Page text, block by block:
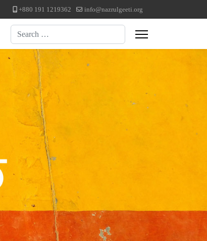
+880 191 1219362 info@nazrulgeeti.org
Search